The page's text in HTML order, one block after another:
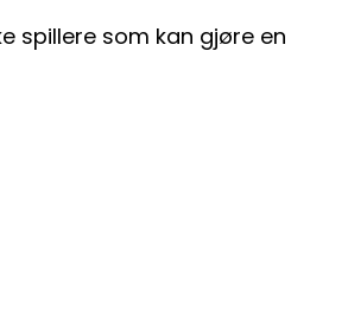
spillere som kan gjøre en